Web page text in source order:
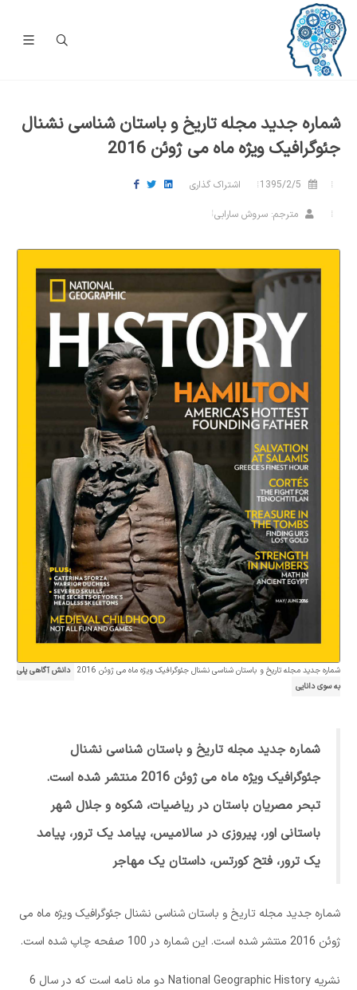
شماره جدید مجله تاریخ و باستان شناسی نشنال
جئوگرافیک ویژه ماه می ژوئن 2016
اشتراک گذاری
مترجم: سروش سارابی
شماره جدید مجله تاریخ و باستان شناسی نشنال جئوگرافیک ویژه ماه می ژوئن 2016
دانش آگاهی پلی
به سوی دانایی
شماره جدید مجله تاریخ و باستان شناسی نشنال
جئوگرافیک ویژه ماه می ژوئن 2016 منتشر شده است.
تبحر مصریان باستان در ریاضیات، شکوه و جلال شهر
باستانی اور، پیروزی در سالامیس، پیامد یک ترور، پیامد
یک ترور، فتح کورتس، داستان یک مهاجر
شماره جدید مجله تاریخ و باستان شناسی نشنال جئوگرافیک ویژه ماه می
ژوئن 2016 منتشر شده است. این شماره در 100 صفحه چاپ شده است.
نشریه National Geographic History دو ماه نامه است که در سال 6